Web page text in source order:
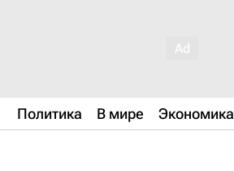
Политика В мире Экономика